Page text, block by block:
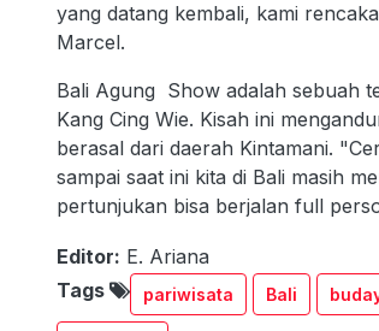
yang datang kembali, kami
Marcel.
Bali Agung Show adalah sebuah
Kang Cing Wie. Kisah ini
berasal dari daerah Kintamani.
sampai saat ini kita di Bali masih
pertunjukan bisa berjalan full
Editor: E. Ariana
Tags
pariwisata Bali